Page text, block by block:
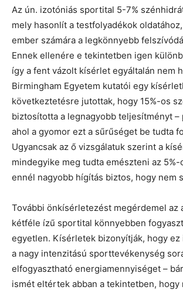
Az ún. izotóniás sportital 5-7%
mely hasonlít a testfolyadékok
ember számára a legkönnyebb
Ennek ellenére e tekintetben igen
így a fent vázolt kísérlet egyáltalán nem
Birmingham Egyetem kutatói egy
következtetésre jutottak, hogy 15%-os
biztosította a legnagyobb teljesítményt –
ahol a gyomor ezt a sűrűséget be tudta
Ugyancsak az ő vizsgálatuk szerint a
mindegyike meg tudta emészteni az
ennél nagyobb hígítás biztos, hogy nem
További önkísérletezést megérdemel az
kétféle ízű sportital könnyebben
egyetlen. Kísérletek bizonyítják, hogy ez
a nagy intenzitású sporttevékenység
elfogyasztható energiamennyiséget –
ismét eltértek abban a tekintetben, hogy